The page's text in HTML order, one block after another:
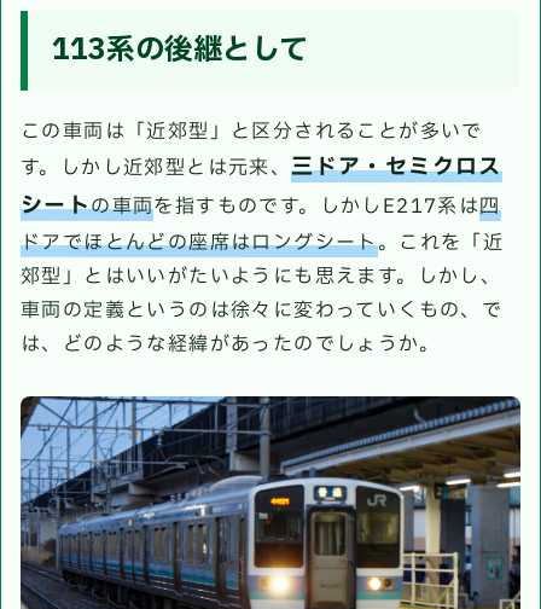
113系の後継として
この車両は「近郊型」と区分されることが多いで
す。しかし近郊型とは元来、三ドア・セミクロス
シートの車両を指すものです。しかしE217系は四
ドアでほとんどの座席はロングシート。これを「近
郊型」とはいいがたいようにも思えます。しかし、
車両の定義というのは徐々に変わっていくもの、で
は、どのような経緯があったのでしょうか。